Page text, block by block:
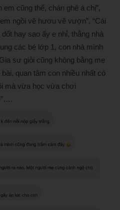
em cũng thế, chán ghê á chị”,
ngồi vẽ hươu vẽ vượn”, “Cái
hay sao ấy e nhỉ, thằng nhà
các bé lớp 1, con nhà mình
sư giỏi cũng không bằng mẹ
quan tâm con nhiều nhất có
mà vừa học vừa chơi